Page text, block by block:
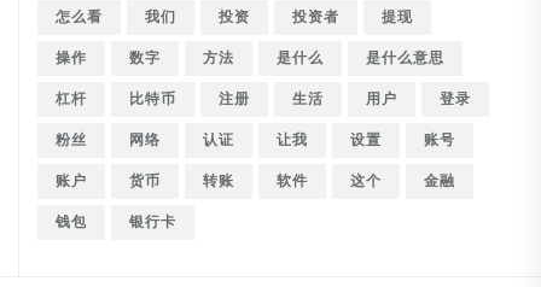
怎么看
我们 投资 投资者
提现
操作
数字 方法 是什么
是什么意思
杠杆
比特币 注册 生活 用户
登录
粉丝
网络 认证 让我 设置
账号
账户
货币 转账 软件 这个
金融
钱包
银行卡